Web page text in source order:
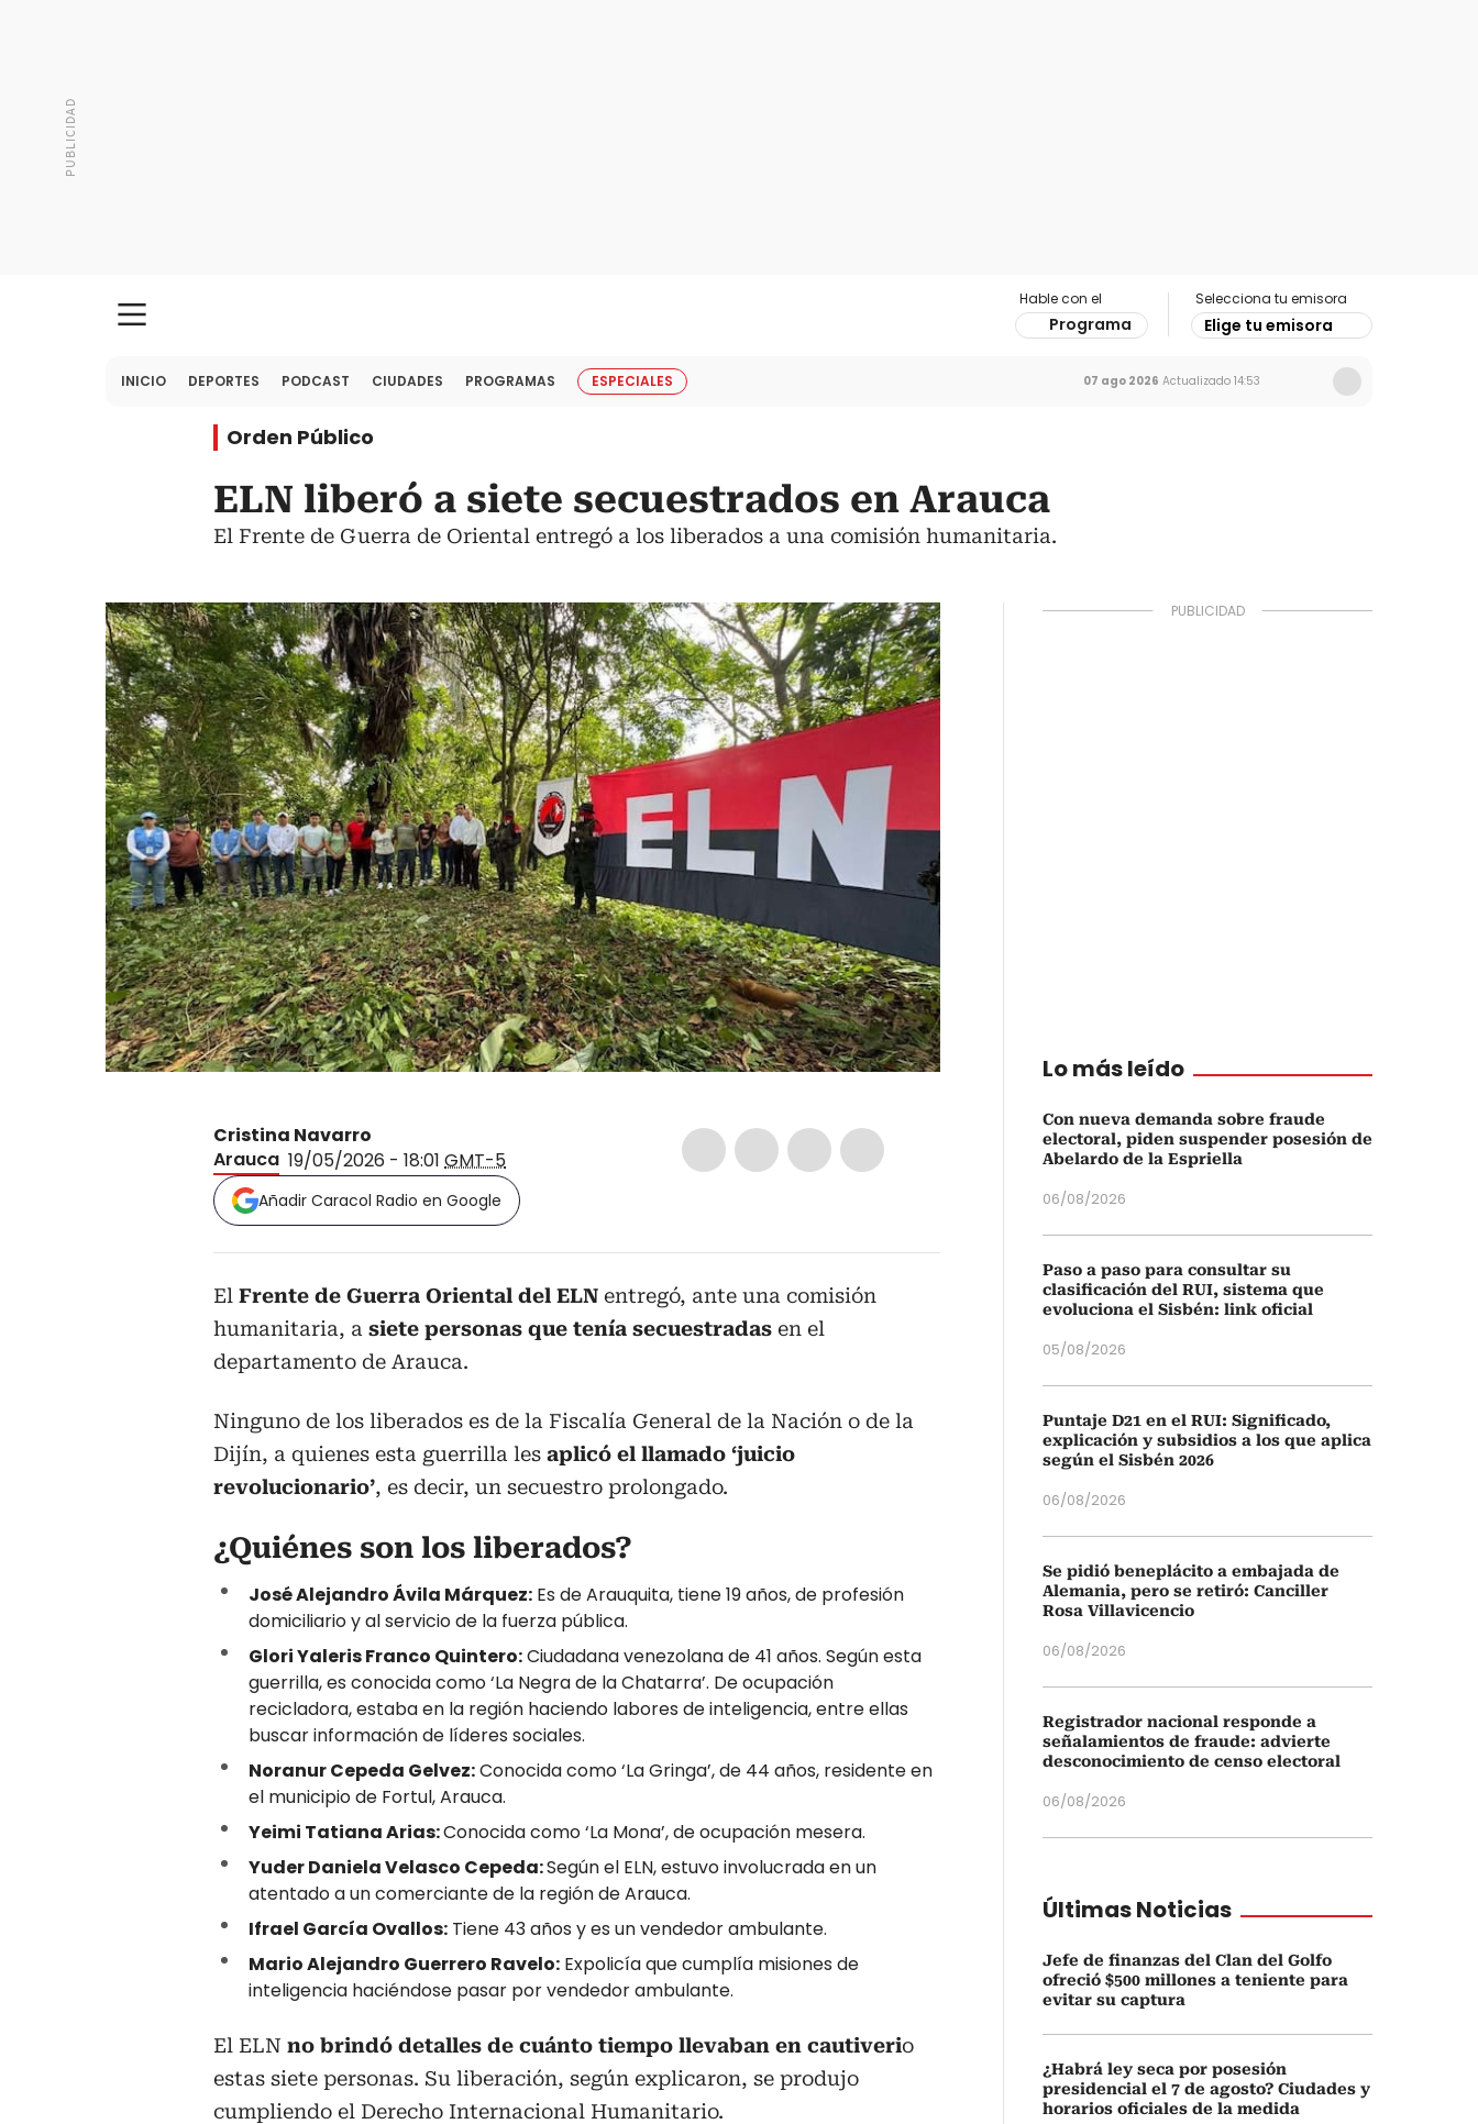
Hable con el
Programa
Selecciona tu emisora
Elige tu emisora
INICIO DEPORTES PODCAST CIUDADES PROGRAMAS ESPECIALES 07 ago 2026 Actualizado 14:53
Orden Público
ELN liberó a siete secuestrados en Arauca
El Frente de Guerra de Oriental entregó a los liberados a una comisión humanitaria.
Cristina Navarro
Arauca 19/05/2026 - 18:01 GMT-5
Añadir Caracol Radio en Google
El Frente de Guerra Oriental del ELN entregó, ante una comisión
humanitaria, a siete personas que tenía secuestradas en el
departamento de Arauca.
Ninguno de los liberados es de la Fiscalía General de la Nación o de la
Dijín, a quienes esta guerrilla les aplicó el llamado ‘juicio
revolucionario’, es decir, un secuestro prolongado.
¿Quiénes son los liberados?
José Alejandro Ávila Márquez: Es de Arauquita, tiene 19 años, de profesión
domiciliario y al servicio de la fuerza pública.
Glori Yaleris Franco Quintero:Ciudadana venezolana de 41 años. Según esta
guerrilla, es conocida como ‘La Negra de la Chatarra’. De ocupación
recicladora, estaba en la región haciendo labores de inteligencia, entre ellas
buscar información de líderes sociales.
Noranur Cepeda Gelvez:Conocida como ‘La Gringa’, de 44 años, residente en
el municipio de Fortul, Arauca.
Yeimi Tatiana Arias:Conocida como ‘La Mona’, de ocupación mesera.
Yuder Daniela Velasco Cepeda:Según el ELN, estuvo involucrada en un
atentado a un comerciante de la región de Arauca.
Ifrael García Ovallos: Tiene 43 años y es un vendedor ambulante.
Mario Alejandro Guerrero Ravelo: Expolicía que cumplía misiones de
inteligencia haciéndose pasar por vendedor ambulante.
El ELN no brindó detalles de cuánto tiempo llevaban en cautiverio
estas siete personas. Su liberación, según explicaron, se produjo
cumpliendo el Derecho Internacional Humanitario.
Lo más leído
Con nueva demanda sobre fraude
electoral, piden suspender posesión de
Abelardo de la Espriella
06/08/2026
Paso a paso para consultar su
clasificación del RUI, sistema que
evoluciona el Sisbén: link oficial
05/08/2026
Puntaje D21 en el RUI: Significado,
explicación y subsidios a los que aplica
según el Sisbén 2026
06/08/2026
Se pidió beneplácito a embajada de
Alemania, pero se retiró: Canciller
Rosa Villavicencio
06/08/2026
Registrador nacional responde a
señalamientos de fraude: advierte
desconocimiento de censo electoral
06/08/2026
Últimas Noticias
Jefe de finanzas del Clan del Golfo
ofreció $500 millones a teniente para
evitar su captura
¿Habrá ley seca por posesión
presidencial el 7 de agosto? Ciudades y
horarios oficiales de la medida